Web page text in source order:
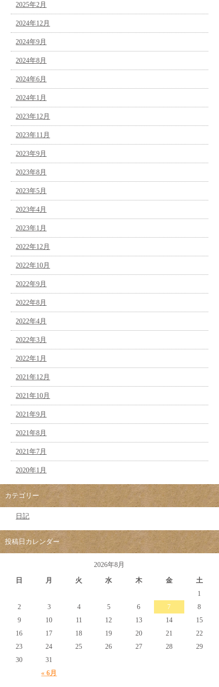
2025年2月
2024年12月
2024年9月
2024年8月
2024年6月
2024年1月
2023年12月
2023年11月
2023年9月
2023年8月
2023年5月
2023年4月
2023年1月
2022年12月
2022年10月
2022年9月
2022年8月
2022年4月
2022年3月
2022年1月
2021年12月
2021年10月
2021年9月
2021年8月
2021年7月
2020年1月
カテゴリー
日記
投稿日カレンダー
2026年8月
日 月 火 水 木 金 土
« 6月
1
2
3 4 5 6 7
8
9
10 11 12 13 14
15
16
17 18 19 20 21
22
23
24 25 26 27 28
29
30
31